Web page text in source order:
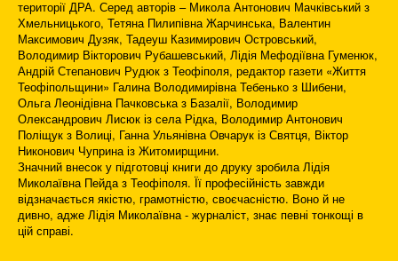
території ДРА. Серед авторів – Микола Антонович Мачківський з
Хмельницького, Тетяна Пилипівна Жарчинська, Валентин
Максимович Дузяк, Тадеуш Казимирович Островський,
Володимир Вікторович Рубашевський, Лідія Мефодіївна Гуменюк,
Андрій Степанович Рудюк з Теофіполя, редактор газети «Життя
Теофіпольщини» Галина Володимирівна Тебенько з Шибени,
Ольга Леонідівна Пачковська з Базалії, Володимир
Олександрович Лисюк із села Рідка, Володимир Антонович
Поліщук з Волиці, Ганна Ульянівна Овчарук із Святця, Віктор
Никонович Чуприна із Житомирщини.
Значний внесок у підготовці книги до друку зробила Лідія
Миколаївна Пейда з Теофіполя. Її професійність завжди
відзначається якістю, грамотністю, своєчасністю. Воно й не
дивно, адже Лідія Миколаївна - журналіст, знає певні тонкощі в
цій справі.